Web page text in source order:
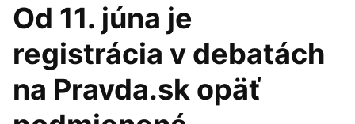
Od 11. júna je
registrácia v debatách
na Pravda.sk opäť